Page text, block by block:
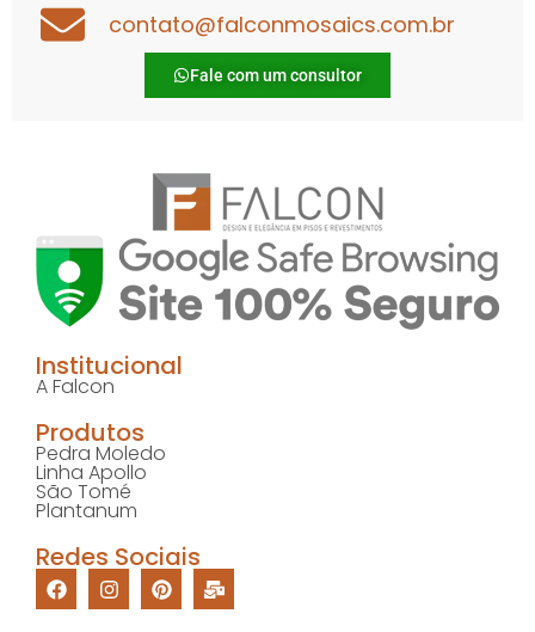
contato@falconmosaics.com.br
Fale com um consultor
Institucional
A Falcon
Produtos
Pedra Moledo
Linha Apollo
São Tomé
Plantanum
Redes Sociais